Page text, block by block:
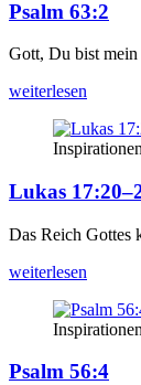
Psalm 63:2
Gott, Du bist
wei­ter­le­sen
Inspirationen
Lukas
Das Reich Got­tes
wei­ter­le­sen
Inspirationen
Psalm 56:4